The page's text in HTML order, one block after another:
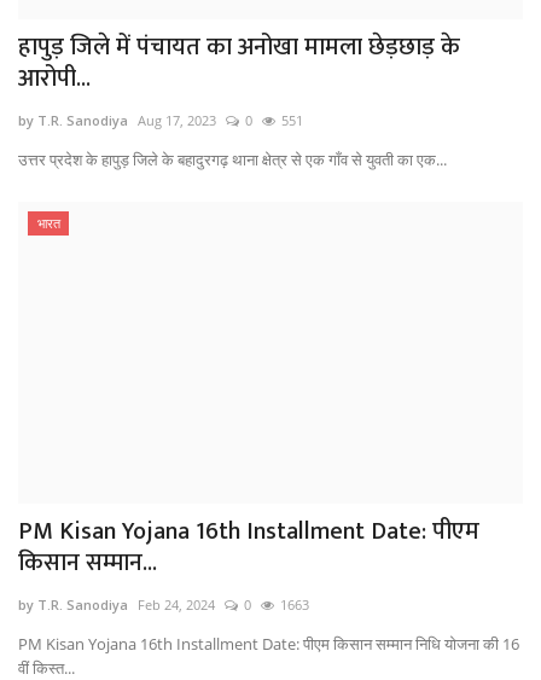
हापुड़ जिले में पंचायत का अनोखा मामला छेड़छाड़ के
आरोपी...
by T.R. Sanodiya Aug 17, 2023 0 551
उत्तर प्रदेश के हापुड़ जिले के बहादुरगढ़ थाना क्षेत्र से एक गाँव से युवती का एक...
भारत
PM Kisan Yojana 16th Installment Date: पीएम
किसान सम्मान...
by T.R. Sanodiya Feb 24, 2024 0 1663
PM Kisan Yojana 16th Installment Date: पीएम किसान सम्मान निधि योजना की 16
वीं किस्त...